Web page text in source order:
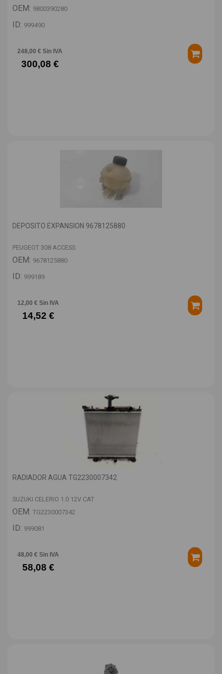
OEM: 9800390280
ID: 999490
248,00 € Sin IVA
300,08 €
DEPOSITO EXPANSION 9678125880
PEUGEOT 308 ACCESS
OEM: 9678125880
ID: 999189
12,00 € Sin IVA
14,52 €
RADIADOR AGUA TG2230007342
SUZUKI CELERIO 1.0 12V CAT
OEM: TG2230007342
ID: 999081
48,00 € Sin IVA
58,08 €